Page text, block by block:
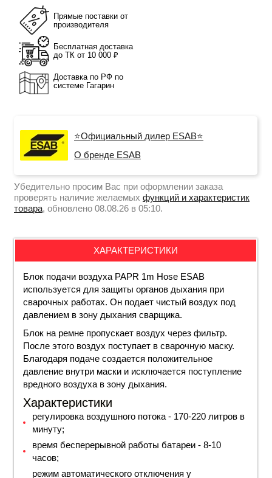
Прямые поставки от
производителя
Бесплатная доставка
до ТК от 10 000 ₽
Доставка по РФ по
системе Гагарин
⭐Официальный дилер ESAB⭐
О бренде ESAB
Убедительно просим Вас при оформлении заказа
проверять наличие желаемых функций и характеристик
товара, обновлено 08.08.26 в 05:10.
ХАРАКТЕРИСТИКИ
Блок подачи воздуха PAPR 1m Hose ESAB
используется для защиты органов дыхания при
сварочных работах. Он подает чистый воздух под
давлением в зону дыхания сварщика.
Блок на ремне пропускает воздух через фильтр.
После этого воздух поступает в сварочную маску.
Благодаря подаче создается положительное
давление внутри маски и исключается поступление
вредного воздуха в зону дыхания.
Характеристики
регулировка воздушного потока - 170-220 литров в
минуту;
время бесперерывной работы батареи - 8-10
часов;
режим автоматического отключения у